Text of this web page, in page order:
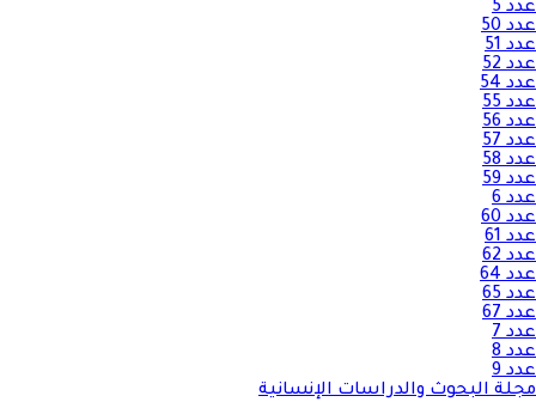
عدد 5
عدد 50
عدد 51
عدد 52
عدد 54
عدد 55
عدد 56
عدد 57
عدد 58
عدد 59
عدد 6
عدد 60
عدد 61
عدد 62
عدد 64
عدد 65
عدد 67
عدد 7
عدد 8
عدد 9
مجلة البحوث والدراسات الإنسانية